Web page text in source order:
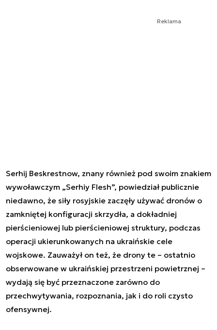
Reklama
Serhij Beskrestnow, znany również pod swoim znakiem
wywoławczym „Serhiy Flesh”, powiedział publicznie
niedawno, że siły rosyjskie zaczęły używać dronów o
zamkniętej konfiguracji skrzydła, a dokładniej
pierścieniowej lub pierścieniowej struktury, podczas
operacji ukierunkowanych na ukraińskie cele
wojskowe. Zauważył on też, że drony te – ostatnio
obserwowane w ukraińskiej przestrzeni powietrznej –
wydają się być przeznaczone zarówno do
przechwytywania, rozpoznania, jak i do roli czysto
ofensywnej.